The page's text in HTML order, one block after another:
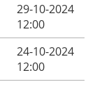
29-10-2024
12:00
24-10-2024
12:00